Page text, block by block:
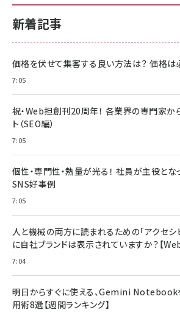
新着記事
価格を伏せて集客する良い方法は？ 価格は
7:05
祝・Web担創刊20周年！ 各業界の専門家か
ト（SEO編）
7:05
個性・専門性・熱量が光る！ 社員が主役と
SNS好事例
7:05
人と機械の両方に読まれるための「アクセシ
に自社ブランドは表示されていますか？【
7:04
明日からすぐに使える、Gemini Notebook
用術8選【週間ランキング】